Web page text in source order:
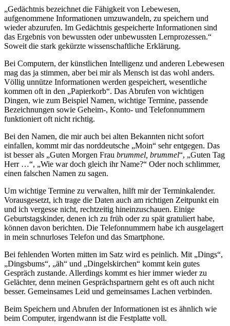
„Gedächtnis bezeichnet die Fähigkeit von Lebewesen,
aufgenommene Informationen umzuwandeln, zu speichern und
wieder abzurufen. Im Gedächtnis gespeicherte Informationen sind
das Ergebnis von bewussten oder unbewussten Lernprozessen.“
Soweit die stark gekürzte wissenschaftliche Erklärung.
Bei Computern, der künstlichen Intelligenz und anderen Lebewesen
mag das ja stimmen, aber bei mir als Mensch ist das wohl anders.
Völlig unnütze Informationen werden gespeichert, wesentliche
kommen oft in den
Papierkorb . Das Abrufen von wichtigen
Dingen, wie zum Beispiel Namen, wichtige Termine, passende
Bezeichnungen sowie Geheim-, Konto- und Telefonnummern
funktioniert oft nicht richtig.
Bei den Namen, die mir auch bei alten Bekannten nicht sofort
einfallen, kommt mir das norddeutsche
Moin
sehr entgegen. Das
ist besser als
Guten Morgen Frau brummel, brummel ,
Guten Tag
Herr … , Wie war doch gleich ihr Name?
Oder noch schlimmer,
einen falschen Namen zu sagen.
Um wichtige Termine zu verwalten, hilft mir der Terminkalender.
Vorausgesetzt, ich trage die Daten auch am richtigen Zeitpunkt ein
und ich vergesse nicht, rechtzeitig hineinzuschauen. Einige
Geburtstagskinder, denen ich zu früh oder zu spät gratuliert habe,
können davon berichten. Die Telefonnummern habe ich ausgelagert
in mein schnurloses Telefon und das Smartphone.
Bei fehlenden Worten mitten im Satz wird es peinlich. Mit
Dings ,
Dingsbums , äh und Dingelskirchen
kommt kein gutes
Gespräch zustande. Allerdings kommt es hier immer wieder zu
Gelächter, denn meinen Gesprächspartnern geht es oft auch nicht
besser. Gemeinsames Leid und gemeinsames Lachen verbinden.
Beim Speichern und Abrufen der Informationen ist es ähnlich wie
beim Computer, irgendwann ist die Festplatte voll.